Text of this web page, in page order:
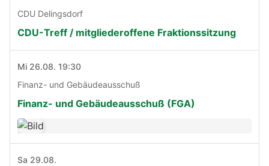
CDU Delingsdorf
CDU-Treff / mitgliederoffene Fraktionssitzung
Mi 26.08. 19:30
Finanz- und Gebäudeausschuß
Finanz- und Gebäudeausschuß (FGA)
Sa 29.08.